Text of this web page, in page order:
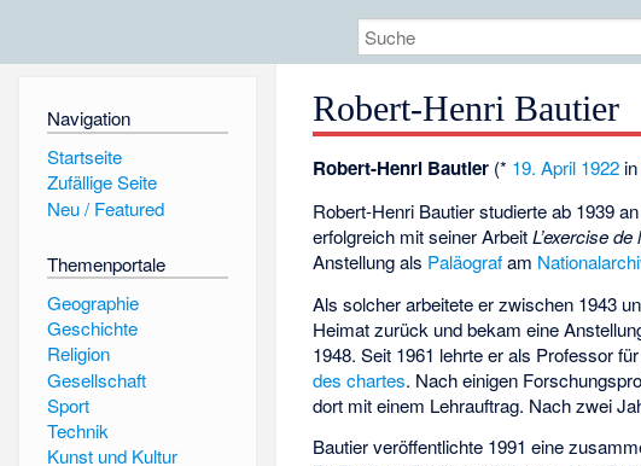
Navigation
Startseite
Zufällige Seite
Neu / Featured
Themenportale
Geographie
Geschichte
Religion
Gesellschaft
Sport
Technik
Kunst und Kultur
Robert-Henri Bautier
Robert-Henri Bautier (* 19. April 1922 in
Robert-Henri Bautier studierte ab 1939
erfolgreich mit seiner ArbeitL’exercise
Anstellung als Paläografam
Als solcher arbeitete er zwischen 1943
Heimat zurück und bekam eine
1948. Seit 1961 lehrte er als Professor
des chartes. Nach einigen
dort mit einem Lehrauftrag. Nach zwei
Bautier veröffentlichte 1991 eine